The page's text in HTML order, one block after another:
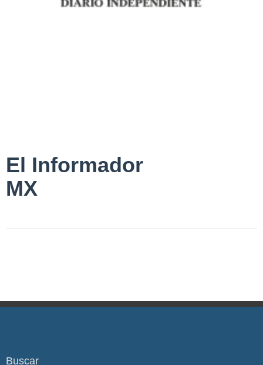
El Informador
MX
Buscar